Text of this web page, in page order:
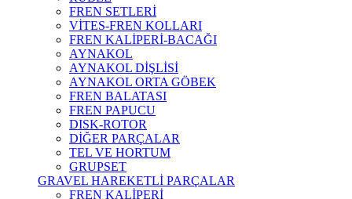
FREN SETLERİ
VİTES-FREN KOLLARI
FREN KALİPERİ-BACAĞI
AYNAKOL
AYNAKOL DİŞLİSİ
AYNAKOL ORTA GÖBEK
FREN BALATASI
FREN PAPUCU
DISK-ROTOR
DİĞER PARÇALAR
TEL VE HORTUM
GRUPSET
GRAVEL HAREKETLİ PARÇALAR
FREN KALİPERİ